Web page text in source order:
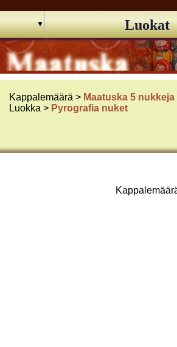
Luokat
Kappalemäärä > Maatuska 5 nukkeja
Luokka > Pyrografia nuket